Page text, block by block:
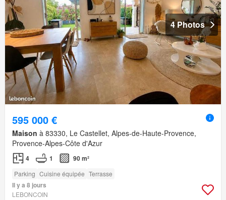
4 Photos
595 000 €
Maison à 83330, Le Castellet, Alpes-de-Haute-Provence,
Provence-Alpes-Côte d'Azur
4 1 90 m²
Parking Cuisine équipée Terrasse
Il y a 8 jours
LEBONCOIN